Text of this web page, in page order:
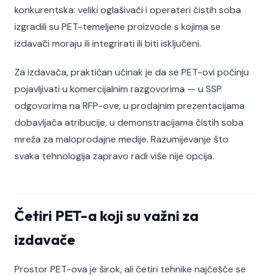
konkurentska: veliki oglašivači i operateri čistih soba
izgradili su PET-temeljene proizvode s kojima se
izdavači moraju ili integrirati ili biti isključeni.
Za izdavača, praktičan učinak je da se PET-ovi počinju
pojavljivati u komercijalnim razgovorima — u SSP
odgovorima na RFP-ove, u prodajnim prezentacijama
dobavljača atribucije, u demonstracijama čistih soba
mreža za maloprodajne medije. Razumijevanje što
svaka tehnologija zapravo radi više nije opcija.
Četiri PET-a koji su važni za
izdavače
Prostor PET-ova je širok, ali četiri tehnike najčešće se